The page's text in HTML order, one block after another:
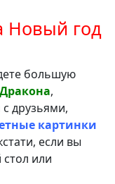
Новый год
большую
,
друзьями,
картинки
если вы
или